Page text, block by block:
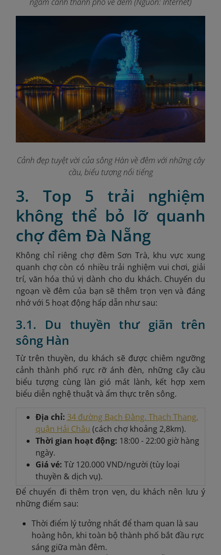
Cảnh đẹp tuyệt vời của sông Hàn về đêm với những cây
cầu, biểu tượng nổi tiếng
3. Top 5 trải nghiệm
không thể bỏ lỡ quanh
chợ đêm Đà Nẵng
Không chỉ riêng chợ đêm Sơn Trà, khu vực xung
quanh chợ còn có nhiều trải nghiệm vui chơi, giải
trí, văn hóa thú vị dành cho du khách. Chuyến du
ngoạn về đêm của bạn sẽ thêm trọn vẹn và đáng
nhớ với 5 hoạt động hấp dẫn như sau:
3.1. Du thuyền thư giãn trên
sông Hàn
Từ trên thuyền, du khách sẽ được chiêm ngưỡng
cảnh thành phố rực rỡ ánh đèn, những cây cầu
biểu tượng cùng làn gió mát lành, kết hợp xem
biểu diễn nghệ thuật và ẩm thực trên sông.
Địa chỉ: 34 đường Bạch Đằng, Thạch Thang,
quận Hải Châu (cách chợ khoảng 2,8km).
Thời gian hoạt động: 18:00 - 22:00 giờ hàng
ngày.
Giá vé: Từ 120.000 VND/người (tùy loại
thuyền & dịch vụ).
Để chuyến đi thêm trọn vẹn, du khách nên lưu ý
những điểm sau:
Thời điểm lý tưởng nhất để tham quan là sau
hoàng hôn, khi toàn bộ thành phố bắt đầu rực
sáng giữa màn đêm.